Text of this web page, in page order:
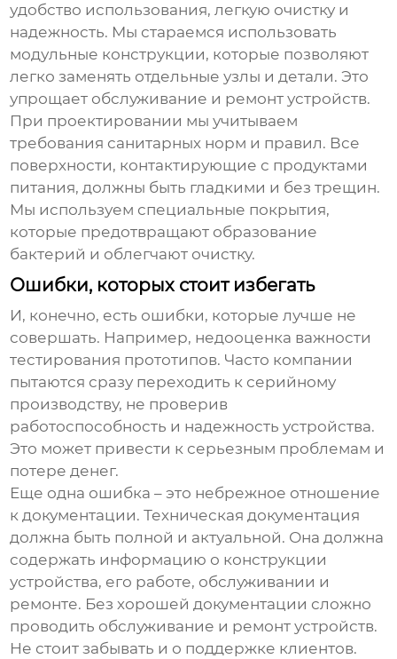
удобство использования, легкую очистку и
надежность. Мы стараемся использовать
модульные конструкции, которые позволяют
легко заменять отдельные узлы и детали. Это
упрощает обслуживание и ремонт устройств.
При проектировании мы учитываем
требования санитарных норм и правил. Все
поверхности, контактирующие с продуктами
питания, должны быть гладкими и без трещин.
Мы используем специальные покрытия,
которые предотвращают образование
бактерий и облегчают очистку.
Ошибки, которых стоит избегать
И, конечно, есть ошибки, которые лучше не
совершать. Например, недооценка важности
тестирования прототипов. Часто компании
пытаются сразу переходить к серийному
производству, не проверив
работоспособность и надежность устройства.
Это может привести к серьезным проблемам и
потере денег.
Еще одна ошибка – это небрежное отношение
к документации. Техническая документация
должна быть полной и актуальной. Она должна
содержать информацию о конструкции
устройства, его работе, обслуживании и
ремонте. Без хорошей документации сложно
проводить обслуживание и ремонт устройств.
Не стоит забывать и о поддержке клиентов.